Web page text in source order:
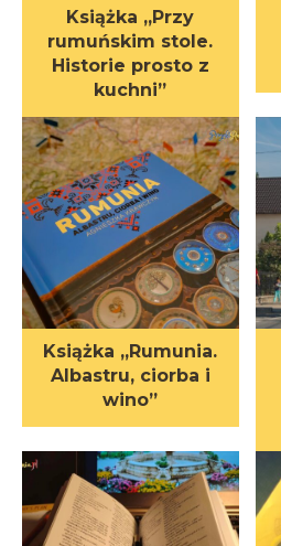
Książka „Przy
rumuńskim stole.
Historie prosto z
kuchni”
Książka „Rumunia.
Albastru, ciorba i
wino”